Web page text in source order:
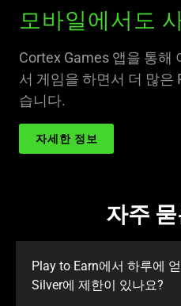
모바일에서도
Cortex Games 앱을 통해
서 게임을 하면서 더 많은
습니다.
자세한 정보
자주
Play to Earn에서 하루에
Silver에 제한이 있나요?